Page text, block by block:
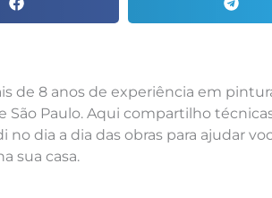
de 8 anos de experiência em
São Paulo. Aqui compartilho
dia a dia das obras para ajudar
sua casa.